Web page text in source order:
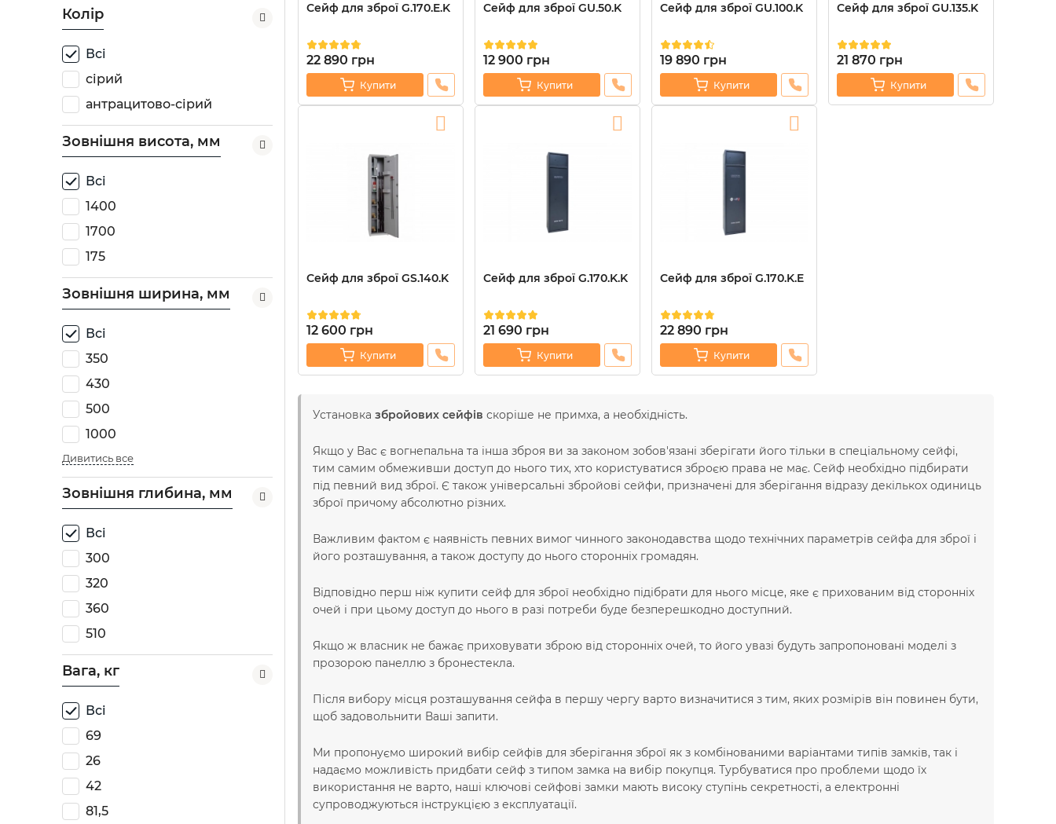
Колір
Всі
сірий
антрацитово-сірий
Зовнішня висота, мм
Всі
1400
1700
175
Зовнішня ширина, мм
Всі
350
430
500
1000
Дивитись все
Зовнішня глибина, мм
Всі
300
320
360
510
Вага, кг
Всі
69
26
42
81,5
Сейф для зброї G.170.E.K
22 890 грн
Купити
Сейф для зброї GU.50.K
12 900 грн
Купити
Сейф для зброї GU.100.K
19 890 грн
Купити
Сейф для зброї GU.135.K
21 870 грн
Купити
Сейф для зброї GS.140.K
12 600 грн
Купити
Сейф для зброї G.170.K.K
21 690 грн
Купити
Сейф для зброї G.170.K.E
22 890 грн
Купити
Установка збройових сейфів скоріше не примха, а необхідність.
Якщо у Вас є вогнепальна та інша зброя ви за законом зобов'язані зберігати його тільки в спеціальному сейфі,
тим самим обмеживши доступ до нього тих, хто користуватися зброєю права не має. Сейф необхідно підбирати
під певний вид зброї. Є також універсальні збройові сейфи, призначені для зберігання відразу декількох одиниць
зброї причому абсолютно різних.
Важливим фактом є наявність певних вимог чинного законодавства щодо технічних параметрів сейфа для зброї і
його розташування, а також доступу до нього сторонніх громадян.
Відповідно перш ніж купити сейф для зброї необхідно підібрати для нього місце, яке є прихованим від сторонніх
очей і при цьому доступ до нього в разі потреби буде безперешкодно доступний.
Якщо ж власник не бажає приховувати зброю від сторонніх очей, то його увазі будуть запропоновані моделі з
прозорою панеллю з бронестекла.
Після вибору місця розташування сейфа в першу чергу варто визначитися з тим, яких розмірів він повинен бути,
щоб задовольнити Ваші запити.
Ми пропонуємо широкий вибір сейфів для зберігання зброї як з комбінованими варіантами типів замків, так і
надаємо можливість придбати сейф з типом замка на вибір покупця. Турбуватися про проблеми щодо їх
використання не варто, наші ключові сейфові замки мають високу ступінь секретності, а електронні
супроводжуються інструкцією з експлуатації.